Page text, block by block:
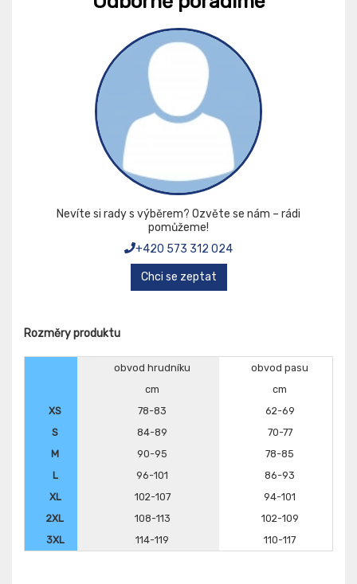
Nevíte si rady s výběrem? Ozvěte se nám – rádi
pomůžeme!
+420 573 312 024
Chci se zeptat
Rozměry produktu
obvod hrudníku
obvod pasu
cm
cm
XS
78-83
62-69
S
84-89
70-77
M
90-95
78-85
L
96-101
86-93
XL
102-107
94-101
2XL
108-113
102-109
3XL
114-119 110-117